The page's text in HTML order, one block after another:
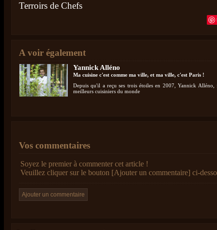
Terroirs de Chefs
A voir également
Yannick Alléno
Ma cuisine c'est comme ma ville, et ma ville, c'est Paris !
Depuis qu'il a reçu ses trois étoiles en 2007, Yannick
meilleurs cuisiniers du monde
Vos commentaires
Soyez le premier à commenter cet article !
Veuillez cliquer sur le bouton [Ajouter un commentaire] ci-